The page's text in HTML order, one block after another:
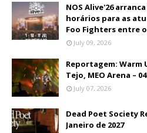
NOS Alive'26
horários para as
Foo Fighters entre
July 09, 2026
Reportagem: Warm
Tejo, MEO Arena –
July 07, 2026
Dead Poet Society
Janeiro de 2027